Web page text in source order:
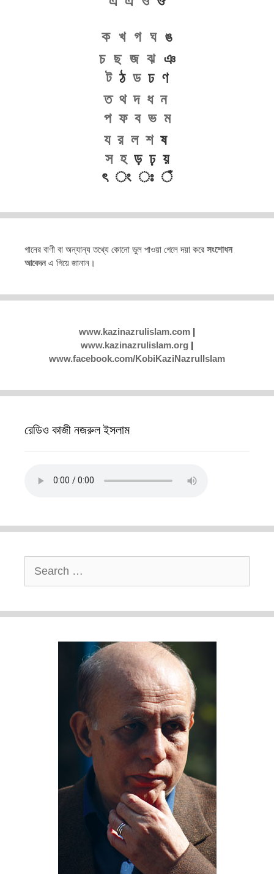
ক খ গ ঘঙ
চ ছ জ ঝঞ
টঠ ডঢ ণ
ত থ দ ধ ন
প ফ ব ভ ম
য র ল শষ
স হড় ঢ় য়
ৎ ং ঃ ঁ
গানের বাণী বা অন্যান্য তথ্যে কোনো ভুল পাওয়া গেলে দয়া করে সংশোধন
আবেদনএ গিয়ে জানান।
www.kazinazrulislam.com |
www.kazinazrulislam.org |
www.facebook.com/KobiKaziNazrulIslam
রেডিও কাজী নজরুল ইসলাম
for: